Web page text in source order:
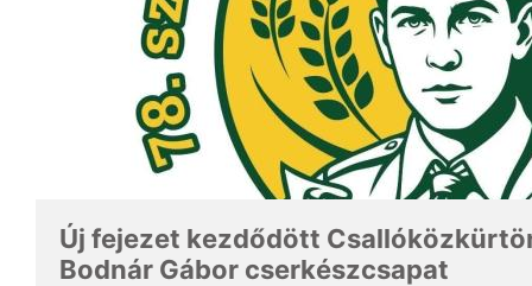
Új fejezet kezdődött
Bodnár Gábor cserkészcsapat